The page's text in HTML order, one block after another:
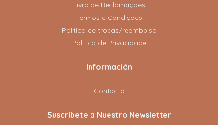
Livro de Reclamações
Termos e Condições
Politica de trocas/reembolso
Política de Privacidade
Información
Contacto
Suscríbete a Nuestro Newsletter